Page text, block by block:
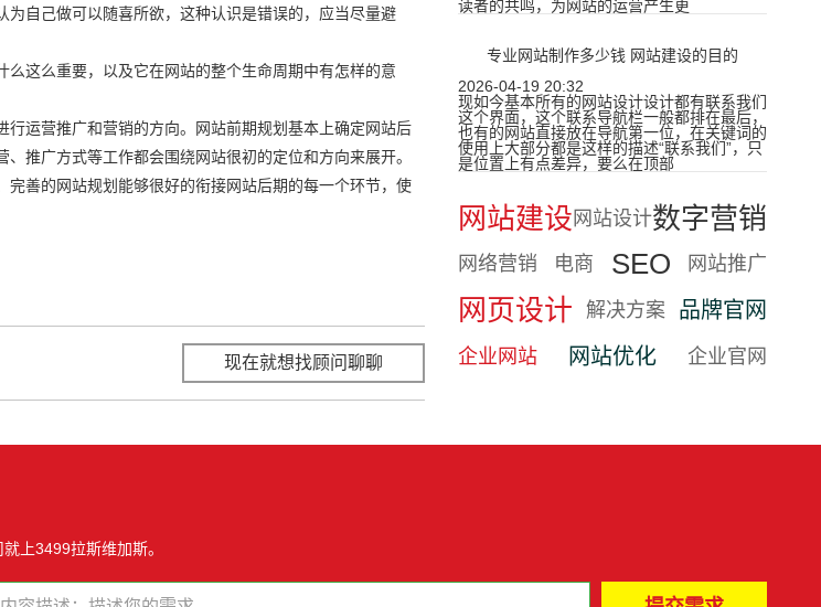
读者的共鸣，为网站的运营产生更
专业网站制作多少钱 网站建设的目的
2026-04-19 20:32
现如今基本所有的网站设计设计都有联系我们
这个界面，这个联系导航栏一般都排在最后，
也有的网站直接放在导航第一位，在关键词的
使用上大部分都是这样的描述“联系我们”，只
是位置上有点差异，要么在顶部
网站建设 网站设计数字营销
网络营销 电商 SEO 网站推广
网页设计 解决方案 品牌官网
企业网站 网站优化 企业官网
自己做可以随喜所欲，这种认识是错误的，应当尽量避
么这么重要，以及它在网站的整个生命周期中有怎样的意
运营推广和营销的方向。网站前期规划基本上确定网站后
推广方式等工作都会围绕网站很初的定位和方向来展开。
善的网站规划能够很好的衔接网站后期的每一个环节，使
现在就想找顾问聊聊 立即咨询
上3499拉斯维加斯。